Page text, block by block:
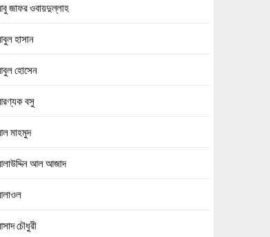
জাফর ওবায়দুল্লাহ
হাসান
হোসেন
বসু
মাহমুদ
আল আজাদ
চৌধুরী